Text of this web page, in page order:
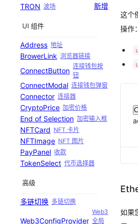
TRON 波场 新增
UI 组件
Address 地址
BrowerLink 浏览器链接
ConnectButton
连接钱包按
钮
ConnectModal 连接钱包弹窗
Connector 连接器
CryptoPrice 加密价格
End of Selection 加密输入框
NFTCard NFT 卡片
NFTImage NFT 图片
PayPanel 收款
TokenSelect 代币选择器
高级
多链切换 多链切换
Web3ConfigProvider
Web3
全局
这个
操作：
如果